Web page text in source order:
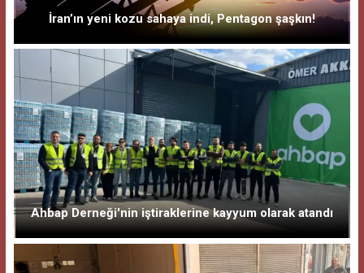
İran’ın yeni kozu sahaya indi, Pentagon şaşkın!
Ahbap Derneği'nin iştiraklerine kayyum olarak atandı